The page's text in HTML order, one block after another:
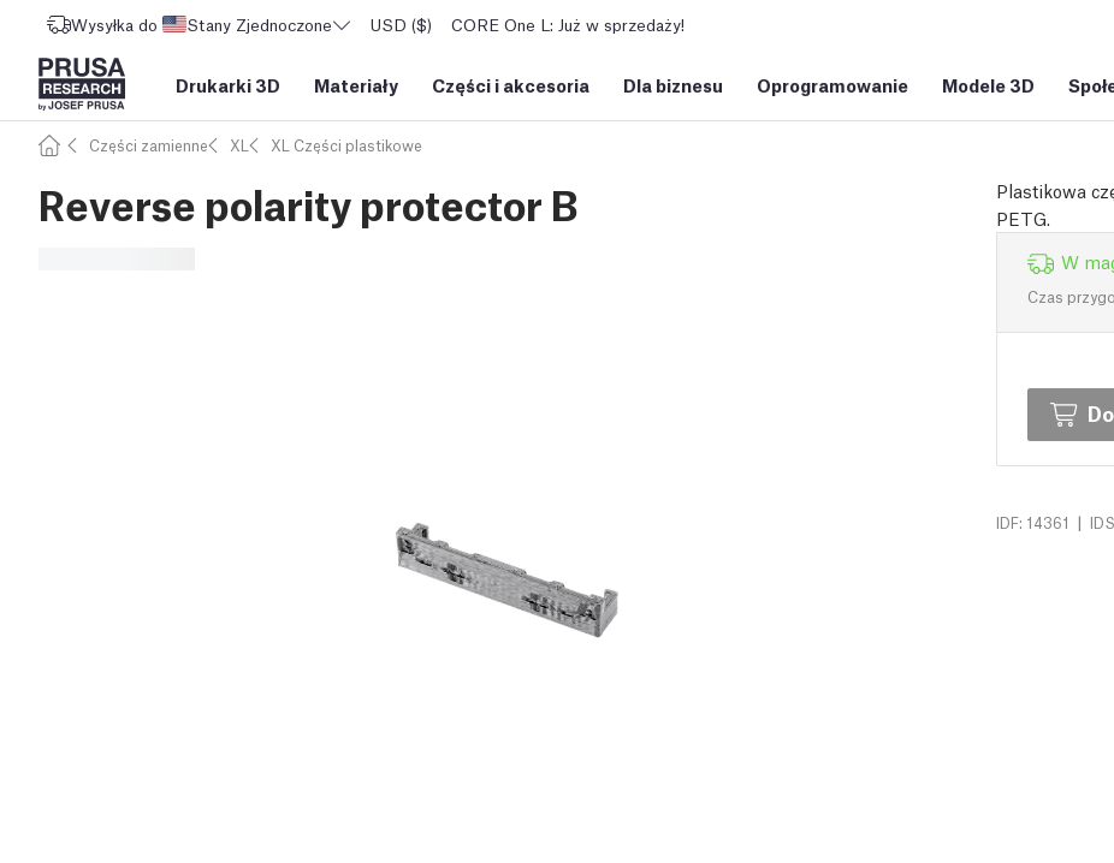
Wysyłka do Stany Zjednoczone USD ($) CORE One L: Już w sprzedaży!
Drukarki 3D Materiały Części i akcesoria Dla biznesu Oprogramowanie Modele 3D
Części zamienne XL XL Części plastikowe
Reverse polarity protector B
Plastikowa
PETG.
W
Czas
IDF: 14361 |